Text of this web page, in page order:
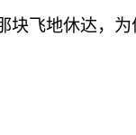
块飞地休达，